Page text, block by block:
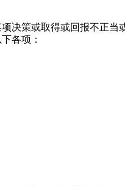
决策或取得或回报不正
各项：